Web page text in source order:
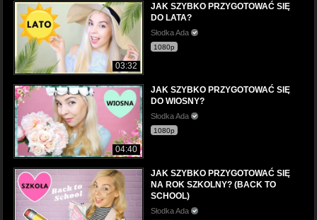
03:32
JAK SZYBKO PRZYGOTOWAĆ SIĘ
DO LATA?
Słodka Ada
1080p
04:40
JAK SZYBKO PRZYGOTOWAĆ SIĘ
DO WIOSNY?
Słodka Ada
1080p
JAK SZYBKO PRZYGOTOWAĆ SIĘ
NA ROK SZKOLNY? (BACK TO
SCHOOL)
Słodka Ada